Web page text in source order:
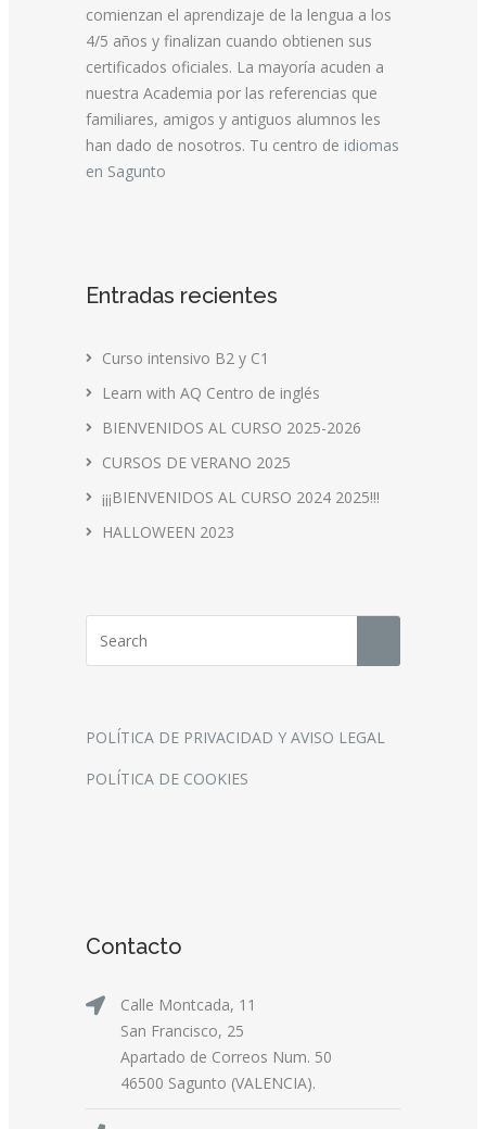
comienzan el aprendizaje de la lengua a los
4/5 años y finalizan cuando obtienen sus
certificados oficiales. La mayoría acuden a
nuestra Academia por las referencias que
familiares, amigos y antiguos alumnos les
han dado de nosotros. Tu centro de idiomas
en Sagunto
Entradas recientes
Curso intensivo B2 y C1
Learn with AQ Centro de inglés
BIENVENIDOS AL CURSO 2025-2026
CURSOS DE VERANO 2025
¡¡¡BIENVENIDOS AL CURSO 2024 2025!!!
HALLOWEEN 2023
POLÍTICA DE PRIVACIDAD Y AVISO LEGAL
POLÍTICA DE COOKIES
Contacto
Calle Montcada, 11
San Francisco, 25
Apartado de Correos Num. 50
46500 Sagunto (VALENCIA).